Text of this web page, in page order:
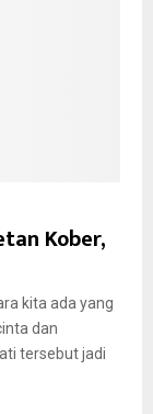
Kober,
kita ada yang
dan
tersebut jadi